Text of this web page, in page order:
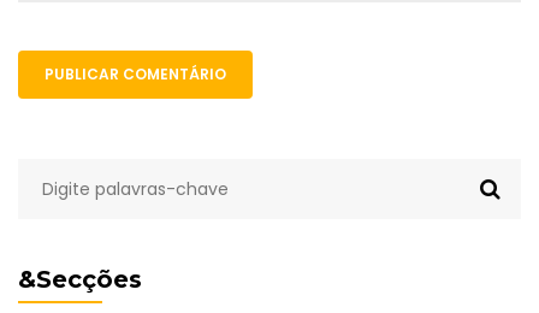
&Secções
PUBLICAR COMENTÁRIO